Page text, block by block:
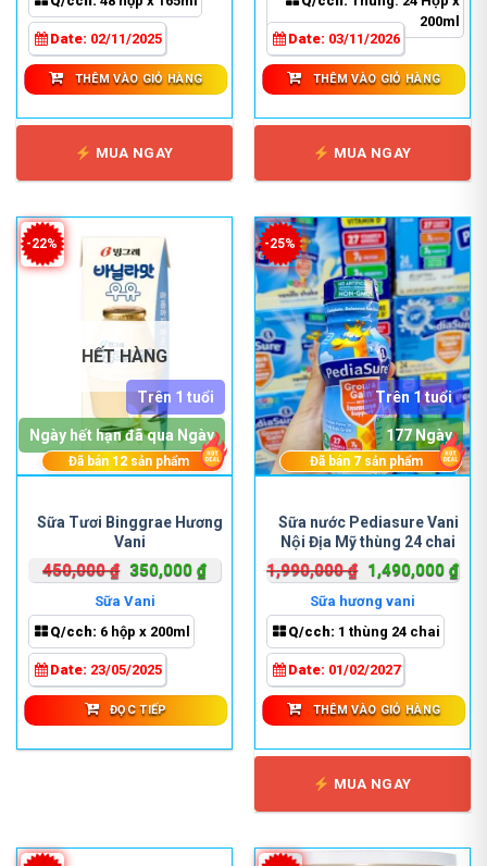
440,000 ₫.
370,000 ₫.
Date: 02/11/2025
THÊM VÀO GIỎ HÀNG
MUA NGAY
490,000 ₫.là:
200ml
Date: 03/11/2026
THÊM VÀO GIỎ HÀNG
MUA NGAY
-22%
HẾT HÀNG
Sữa Tươi Binggrae Hương
Vani
450,000₫ Giá
gốc
là:
450,000 ₫.
350,000 ₫Giá
350,000 ₫.
Sữa Vani
Q/cch: 6 hộp x 200ml
Date: 23/05/2025
Trên 1 tuổi
Ngày hết hạn đã qua Ngày
Đã bán 12sản phẩm
ĐỌC TIẾP
-25%
Sữa nước Pediasure Vani
Nội Địa Mỹ thùng 24 chai
237ml (20%)
1,990,000₫ Giá
là:
1,990,000 ₫.
1,490,000 ₫Giá
Sữa hương vani
Q/cch: 1 thùng 24 chai
Date: 01/02/2027
Trên 1 tuổi
177 Ngày
Đã bán 7 sản phẩm
THÊM VÀO GIỎ HÀNG
MUA NGAY